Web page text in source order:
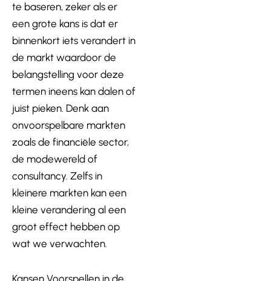
te baseren, zeker als er
een grote kans is dat er
binnenkort iets verandert in
de markt waardoor de
belangstelling voor deze
termen ineens kan dalen of
juist pieken. Denk aan
onvoorspelbare markten
zoals de financiële sector,
de modewereld of
consultancy. Zelfs in
kleinere markten kan een
kleine verandering al een
groot effect hebben op
wat we verwachten.
Kansen Voorspellen in de